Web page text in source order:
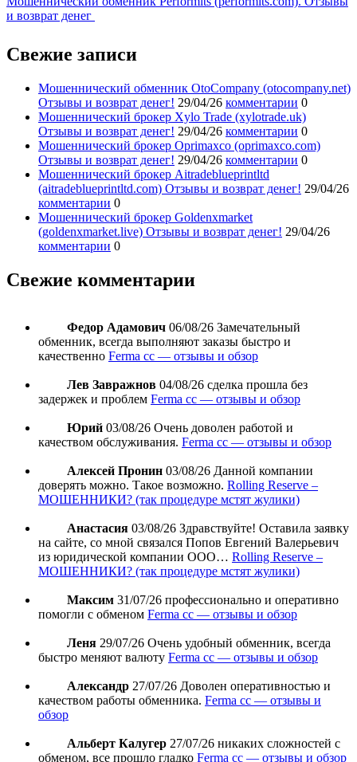
и возврат денег
Свежие записи
Мошеннический обменник OtoCompany (otocompany.net)
Отзывы и возврат денег! 29/04/26 комментарии 0
Мошеннический брокер Xylo Trade (xylotrade.uk)
Отзывы и возврат денег! 29/04/26 комментарии 0
Мошеннический брокер Oprimaxco (oprimaxco.com)
Отзывы и возврат денег! 29/04/26 комментарии 0
Мошеннический брокер Aitradeblueprintltd
(aitradeblueprintltd.com) Отзывы и возврат денег! 29/04/26
комментарии 0
Мошеннический брокер Goldenxmarket
(goldenxmarket.live) Отзывы и возврат денег! 29/04/26
комментарии 0
Свежие комментарии
Федор Адамович 06/08/26 Замечательный
обменник, всегда выполняют заказы быстро и
качественно Ferma cc — отзывы и обзор
Лев Завражнов 04/08/26 сделка прошла без
задержек и проблем Ferma cc — отзывы и обзор
Юрий 03/08/26 Очень доволен работой и
качеством обслуживания. Ferma cc — отзывы и обзор
Алексей Пронин 03/08/26 Данной компании
доверять можно. Такое возможно. Rolling Reserve –
МОШЕННИКИ? (так процедуре мстят жулики)
Анастасия 03/08/26 Здравствуйте! Оставила заявку
на сайте, со мной связался Попов Евгений Валерьевич
из юридической компании ООО… Rolling Reserve –
МОШЕННИКИ? (так процедуре мстят жулики)
Максим 31/07/26 профессионально и оперативно
помогли с обменом Ferma cc — отзывы и обзор
Леня 29/07/26 Очень удобный обменник, всегда
быстро меняют валюту Ferma cc — отзывы и обзор
Александр 27/07/26 Доволен оперативностью и
качеством работы обменника. Ferma cc — отзывы и
обзор
Альберт Калугер 27/07/26 никаких сложностей с
обменом, все прошло гладко Ferma cc — отзывы и обзор